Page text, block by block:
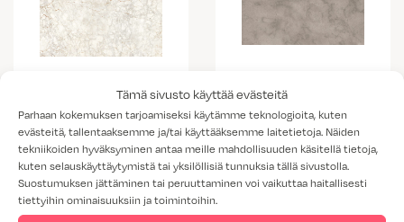
Tämä sivusto käyttää evästeitä
Parhaan kokemuksen tarjoamiseksi käytämme teknologioita, kuten
evästeitä, tallentaaksemme ja/tai käyttääksemme laitetietoja. Näiden
tekniikoiden hyväksyminen antaa meille mahdollisuuden käsitellä tietoja,
kuten selauskäyttäytymistä tai yksilöllisiä tunnuksia tällä sivustolla.
Suostumuksen jättäminen tai peruuttaminen voi vaikuttaa haitallisesti
tiettyihin ominaisuuksiin ja toimintoihin.
K703 Portobello
marmorikuvio
K538 vaalea
kallio